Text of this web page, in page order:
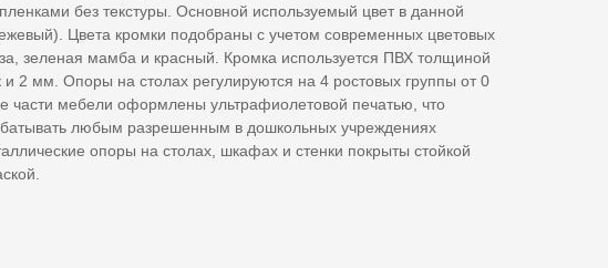
без текстуры. Основной используемый цвет в данной
Цвета кромки подобраны с учетом современных цветовых
зеленая мамба и красный. Кромка используется ПВХ толщиной
и 2 мм. Опоры на столах регулируются на 4 ростовых группы от 0
части мебели оформлены ультрафиолетовой печатью, что
любым разрешенным в дошкольных учреждениях
опоры на столах, шкафах и стенки покрыты стойкой